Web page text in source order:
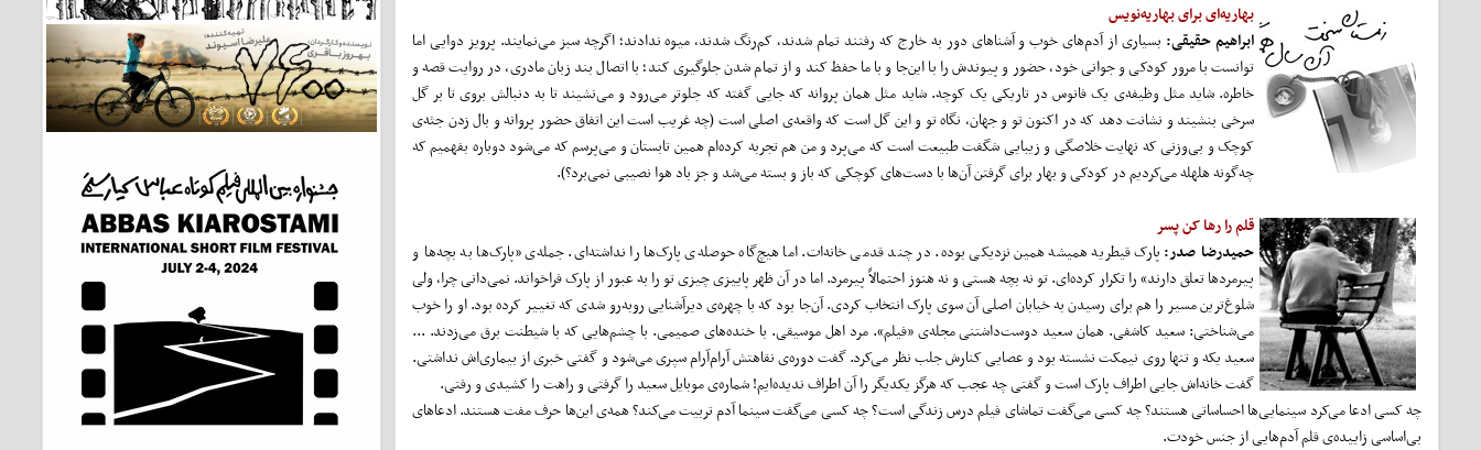
بهاریه‌ای برای بهاریه‌نویس
ابراهیم حقیقی: بسیاری از آدم‌های خوب و آشناهای دور به خارج که رفتند تمام شدند، کم‌رنگ شدند، میوه ندادند؛ اگرچه سبز می‌نمایند. پرویز دوایی اما
توانست با مرور کودکی و جوانی خود، حضور و پیوندش را با این‌جا و با ما حفظ کند و از تمام شدن جلوگیری کند؛ با اتصال بند زبان مادری، در روایت قصه و
خاطره. شاید مثل وظیفه‌ی یک فانوس در تاریکی یک کوچه. شاید مثل همان پروانه که جایی گفته که جلوتر می‌رود و می‌نشیند تا به دنبالش بروی تا بر گل
سرخی بنشیند و نشانت دهد که در اکنون تو و جهان، نگاه تو و این گل است که واقعه‌ی اصلی است (چه غریب است این اتفاق حضور پروانه و بال زدن جثه‌ی
کوچک و بی‌وزنی که نهایت خلاصگی و زیبایی شگفت طبیعت است که می‌پرد و من هم تجربه کرده‌ام همین تابستان و می‌پرسم که می‌شود دوباره بفهمیم که
چه‌گونه هلهله می‌کردیم در کودکی و بهار برای گرفتن آن‌ها با دست‌های کوچکی که باز و بسته می‌شد و جز باد هوا نصیبی نمی‌برد؟).
قلم را رها کن پسر
حمیدرضا صدر: پارک قیطریه همیشه همین نزدیکی بوده. در چند قدمی خانه‌ات. اما هیچ‌گاه حوصله‌ی پارک‌ها را نداشته‌ای. جمله‌ی «پارک‌ها به بچه‌ها و
پیرمردها تعلق دارند» را تکرار کرده‌ای. تو نه بچه هستی و نه هنوز احتمالاً پیرمرد. اما در آن ظهر پاییزی چیزی تو را به عبور از پارک فراخواند. نمی‌دانی چرا، ولی
شلوغ‌ترین مسیر را هم برای رسیدن به خیابان اصلی آن سوی پارک انتخاب کردی. آن‌جا بود که با چهره‌ی دیرآشنایی روبه‌رو شدی که تغییر کرده بود. او را خوب
می‌شناختی: سعید کاشفی. همان سعید دوست‌داشتنی مجله‌ی «فیلم». مرد اهل موسیقی. با خنده‌های صمیمی. با چشم‌هایی که با شیطنت برق می‌زدند. ...
سعید یکه و تنها روی نیمکت نشسته بود و عصایی کنارش جلب نظر می‌کرد. گفت دوره‌ی نقاهتش آرام‌آرام سپری می‌شود و گفتی خبری از بیماری‌اش نداشتی.
گفت خانه‌اش جایی اطراف پارک است و گفتی چه عجب که هرگز یکدیگر را آن اطراف ندیده‌ایم! شماره‌ی موبایل سعید را گرفتی و راهت را کشیدی و رفتی.
چه کسی ادعا می‌کرد سینمایی‌ها احساساتی هستند؟ چه کسی می‌گفت تماشای فیلم درس زندگی است؟ چه کسی می‌گفت سینما آدم تربیت می‌کند؟ همه‌ی این‌ها حرف مفت هستند. ادعاهای
بی‌اساسی زاییده‌ی قلم آدم‌هایی از جنس خودت.